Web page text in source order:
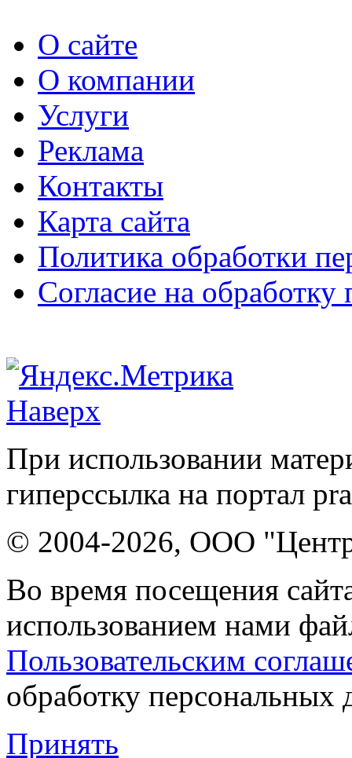
О сайте
О компании
Услуги
Реклама
Контакты
Карта сайта
Политика обработки
Согласие на
Наверх
При использовании
гиперссылка на портал
© 2004-2026, ООО "Центр
Во время посещения
использованием нами
Пользовательским
обработку персональных
Принять